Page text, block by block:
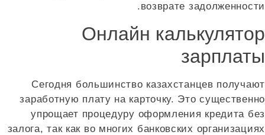
возврате задолженности.
Онлайн калькулятор
зарплаты
Сегодня большинство казахстанцев получают
заработную плату на карточку. Это существенно
упрощает процедуру оформления кредита без
залога, так как во многих банковских организациях